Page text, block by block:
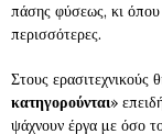
πάσης φύσεως, κι όπου
περισσότερες.
Στους ερασιτεχνικούς
κατηγορούνται»
ψάχνουν έργα με όσο